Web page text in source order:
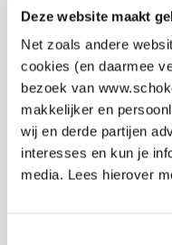
Deze website maakt
Net zoals andere
cookies (en daarmee
bezoek van
makkelijker en
wij en derde partijen
interesses en kun je
media. Lees hierover
theorie eigen maken.
Het tweede deel is
22:00 uurop
dinsdag 17 juni.
aan het oefenen